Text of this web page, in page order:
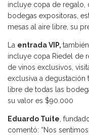
incluye copa de regalo,
bodegas expositoras,
mesas al aire libre, su
La entrada VIP,
incluye copa Riedel de
de vinos exclusivos,
exclusiva a degustación
libre de todas las
su valor es $90.000
Eduardo Tuite,
comentó: “Nos